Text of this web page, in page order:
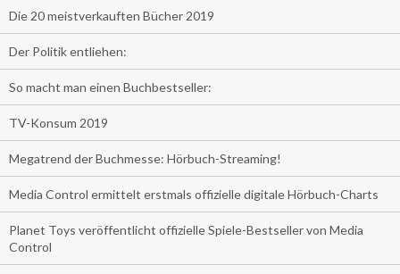
Die 20 meistverkauften Bücher 2019
Der Politik entliehen:
So macht man einen Buchbestseller:
TV-Konsum 2019
Megatrend der Buchmesse: Hörbuch-Streaming!
Media Control ermittelt erstmals offizielle digitale Hörbuch-Charts
Planet Toys veröffentlicht offizielle Spiele-Bestseller von Media
Control